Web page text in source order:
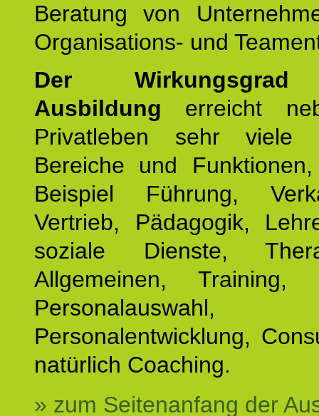
Beratung von
Organisations- und
Der
Ausbildung erreicht
Privatleben sehr viele
Bereiche und
Beispiel Führung,
Vertrieb, Pädagogik,
soziale Dienste,
Allgemeinen, Training,
Personalauswahl,
Personalentwicklung,
natürlich Coaching.
» zum Seitenanfang der